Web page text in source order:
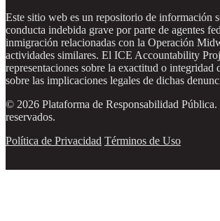
Este sitio web es un repositorio de información
conducta indebida grave por parte de agentes
inmigración relacionadas con la Operación
actividades similares. El ICE Accountability
representaciones sobre la exactitud o integridad
sobre las implicaciones legales de dichas
© 2026 Plataforma de Responsabilidad Pública.
reservados.
Política de Privacidad Términos de Uso